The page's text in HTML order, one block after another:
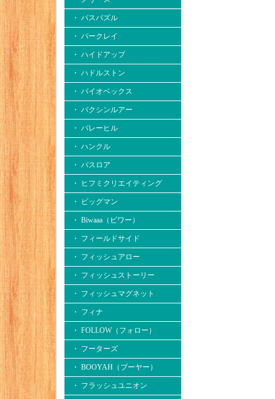
・ バスパズル
・ バークレイ
・ ハイドアップ
・ ハドルストン
・ バイオベックス
・ バクシンルアー
・ バレーヒル
・ ハンクル
・ バスロア
・ ヒフミクリエイティング
・ ビッグマン
・ Biwaaa（ビワー）
・ フィールドサイド
・ フィッシュアロー
・ フィッシュストーリー
・ フィッシュマグネット
・ フィナ
・ FOLLOW（フォロー）
・ フーターズ
・ BOOYAH（ブーヤー）
・ フラッシュユニオン